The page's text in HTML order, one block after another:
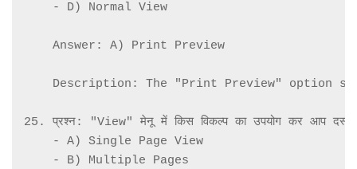
    - D) Normal View
    Answer: A) Print Preview
Description: The "Print Preview" option
25. प्रश्न: "View" मेनू में किस विकल्प का उपयोग कर आप
    - A) Single Page View
    - B) Multiple Pages